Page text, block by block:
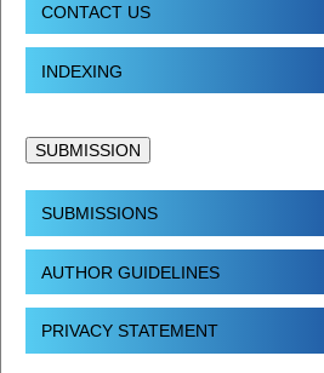
CONTACT US
INDEXING
SUBMISSION
SUBMISSIONS
AUTHOR GUIDELINES
PRIVACY STATEMENT